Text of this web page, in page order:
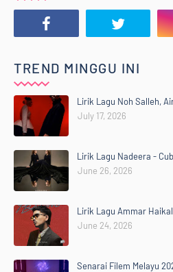
TREND MINGGU INI
Lirik Lagu Noh Salleh,
July 17, 2026
Lirik Lagu Nadeera -
June 26, 2026
Lirik Lagu Ammar
June 24, 2026
Senarai Filem Melayu